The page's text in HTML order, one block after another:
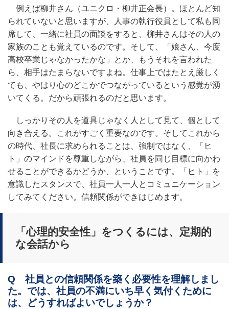
例えば柳井さん（ユニクロ・柳井正会長）。ほとんど知
られていないと思いますが、人事の執行役員として私も同
席して、一緒に社員の面談をすると、柳井さんはその人の
家族のことも覚えているのです。そして、「娘さん、今度
高校卒業じゃなかったかな」とか、もうそれを言われた
ら、相手はたまらないですよね。仕事上ではたとえ厳しく
ても、やはり心のどこかでつながっているという感覚が湧
いてくる。だから頑張れるのだと思います。
しっかりその人を道具じゃなく人として見て、個として
向き合える。これがすごく重要なのです。そしてこれから
の時代、社長に求められることは、強制ではなく、「ヒ
ト」のマインドを尊重しながら、社員を同じ目標に向かわ
せることができるかどうか、ということです。「ヒト」を
意識したスタンスで、社員一人一人とコミュニケーション
してみてください。信頼関係ができはじめます。
「心理的安全性」をつくるには、定期的
な会話から
Q 社員との信頼関係を築く必要性を理解しまし
た。では、社員の不満にいち早く気付くために
は、どうすればよいでしょうか？